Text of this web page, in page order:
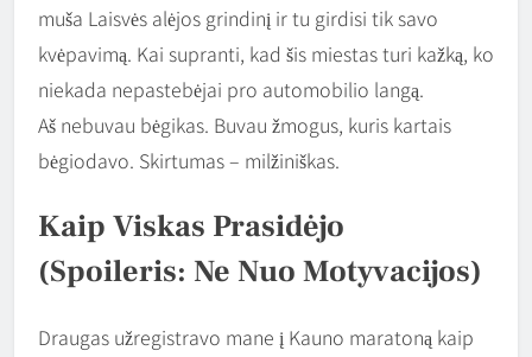
muša Laisvės alėjos grindinį ir tu girdisi tik savo
kvėpavimą. Kai supranti, kad šis miestas turi kažką, ko
niekada nepastebėjai pro automobilio langą.
Aš nebuvau bėgikas. Buvau žmogus, kuris kartais
bėgiodavo. Skirtumas – milžiniškas.
Kaip Viskas Prasidėjo
(spoileris: Ne Nuo Motyvacijos)
Draugas užregistravo mane į Kauno maratoną kaip